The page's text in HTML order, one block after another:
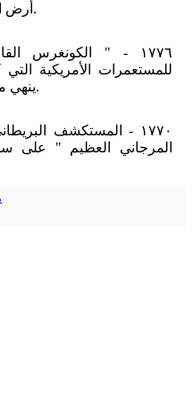
أرض استولت عليها القوة الجوية وحدها.
١٧٧٦ - " الكونغرس
للمستعمرات الأمريكية التي
ينهي مشروع إعلان الاستقلال الأمريكي.
١٧٧٠ - المستكشف
المرجاني العظيم " على